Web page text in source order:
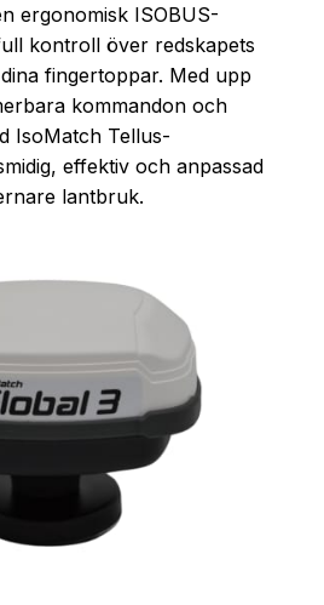
ergonomisk ISOBUS-
kontroll över redskapets
fingertoppar. Med upp
kommandon och
IsoMatch Tellus-
effektiv och anpassad
lantbruk.